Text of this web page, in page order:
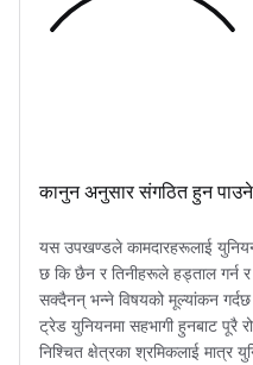
कानुन अनुसार संगठित हुन
यस उपखण्डले कामदारहरूलाई
छ कि छैन र तिनीहरूले हड्ताल गर्न र
सक्दैनन् भन्ने विषयको मूल्यांकन
ट्रेड युनियनमा सहभागी हुनबाट
निश्चित क्षेत्रका श्रमिकलाई मात्र